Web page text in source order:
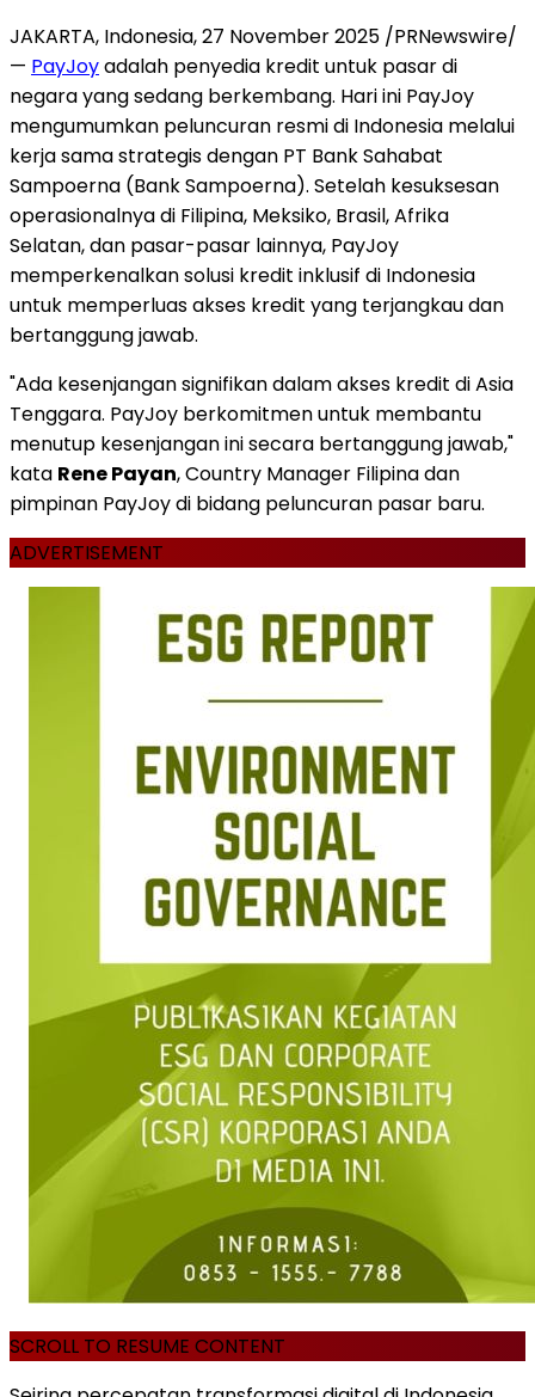
JAKARTA, Indonesia,27 November 2025 /PRNewswire/
— PayJoyadalah penyedia kredit untuk pasar di
negara yang sedang berkembang. Hari ini PayJoy
mengumumkan peluncuran resmi di Indonesia melalui
kerja sama strategis dengan PT Bank Sahabat
Sampoerna (Bank Sampoerna). Setelah kesuksesan
operasionalnya di Filipina, Meksiko, Brasil, Afrika
Selatan, dan pasar-pasar lainnya, PayJoy
memperkenalkan solusi kredit inklusif di Indonesia
untuk memperluas akses kredit yang terjangkau dan
bertanggung jawab.
"Ada kesenjangan signifikan dalam akses kredit di Asia
Tenggara. PayJoy berkomitmen untuk membantu
menutup kesenjangan ini secara bertanggung jawab,"
kata Rene Payan, Country Manager Filipina dan
pimpinan PayJoy di bidang peluncuran pasar baru.
ADVERTISEMENT
SCROLL TO RESUME CONTENT